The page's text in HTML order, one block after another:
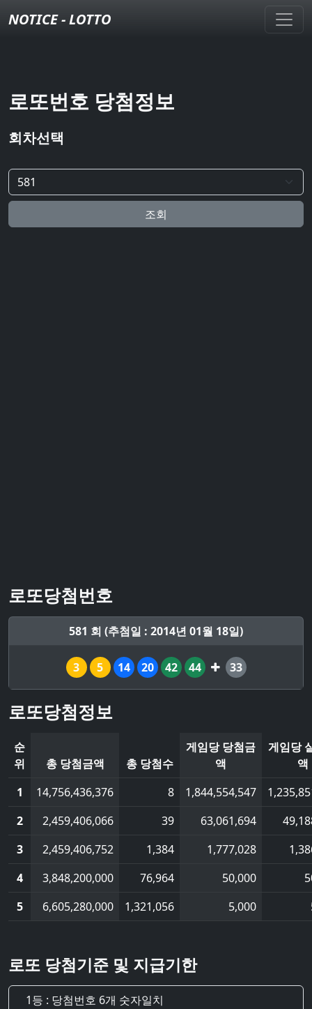
NOTICE - LOTTO
로또번호 당첨정보
회차선택
조회
로또당첨번호
581 회 (추첨일 : 2014년 01월 18일)
3 5 14 20 42 44 33
로또당첨정보
순
위
총 당첨금액 총 당첨수
게임당 당첨금
액
게임당
액
1
14,756,436,376 8 1,844,554,547
2
2,459,406,066 39 63,061,694
3
2,459,406,752 1,384 1,777,028
4
3,848,200,000 76,964 50,000
5
6,605,280,000 1,321,056 5,000
로또 당첨기준 및 지급기한
1등 : 당첨번호 6개 숫자일치